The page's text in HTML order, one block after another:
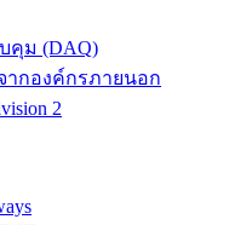
คุม (DAQ)
กองค์กรภายนอก
2